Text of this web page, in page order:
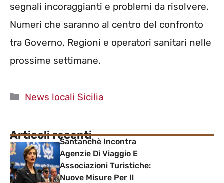
segnali incoraggianti e problemi da risolvere.
Numeri che saranno al centro del confronto
tra Governo, Regioni e operatori sanitari nelle
prossime settimane.
Categorie
News locali Sicilia
Articoli recentiSantanchè Incontra
Agenzie Di Viaggio E
Associazioni Turistiche:
Nuove Misure Per Il